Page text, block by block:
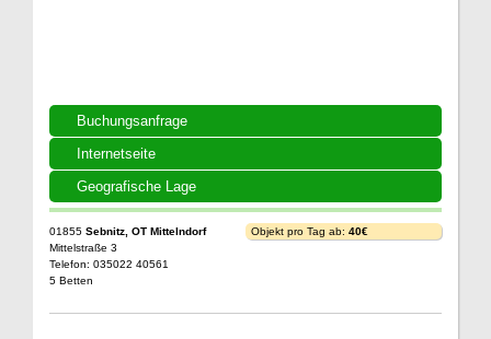
Buchungsanfrage
Internetseite
Geografische Lage
01855 Sebnitz, OT Mittelndorf
Mittelstraße 3
Telefon: 035022 40561
5 Betten
Objekt pro Tag ab: 40€